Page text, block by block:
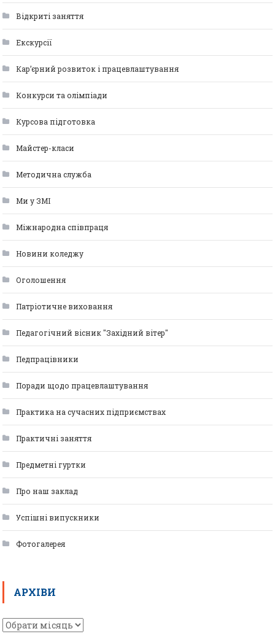
Відкриті заняття
Екскурсії
Кар’єрний розвиток і працевлаштування
Конкурси та олімпіади
Курсова підготовка
Майстер-класи
Методична служба
Ми у ЗМІ
Міжнародна співпраця
Новини коледжу
Оголошення
Патріотичне виховання
Педагогічний вісник "Західний вітер"
Педпрацівники
Поради щодо працевлаштування
Практика на сучасних підприємствах
Практичні заняття
Предметні гуртки
Про наш заклад
Успішні випускники
Фотогалерея
АРХІВИ